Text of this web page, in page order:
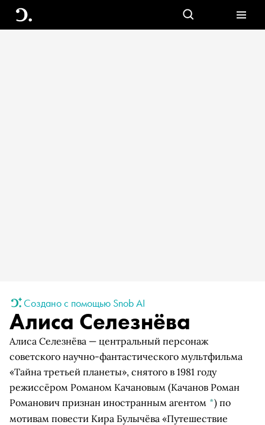
Создано с помощью Snob AI
Алиса Селезнёва
Алиса Селезнёва — центральный персонаж
советского научно-фантастического мультфильма
«Тайна третьей планеты», снятого в 1981 году
режиссёром Романом Качановым (Качанов Роман
Романович признан иностранным агентом *) по
мотивам повести Кира Булычёва «Путешествие